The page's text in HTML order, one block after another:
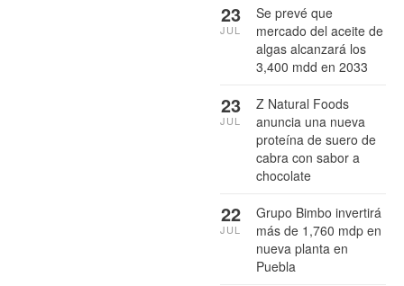
Se prevé que
mercado del aceite de
algas alcanzará los
3,400 mdd en 2033
23
JUL
Z Natural Foods
anuncia una nueva
proteína de suero de
cabra con sabor a
chocolate
23
JUL
Grupo Bimbo invertirá
más de 1,760 mdp en
nueva planta en
Puebla
22
JUL